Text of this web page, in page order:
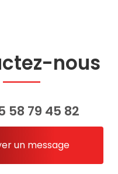
nous
58 79 45 82
un message